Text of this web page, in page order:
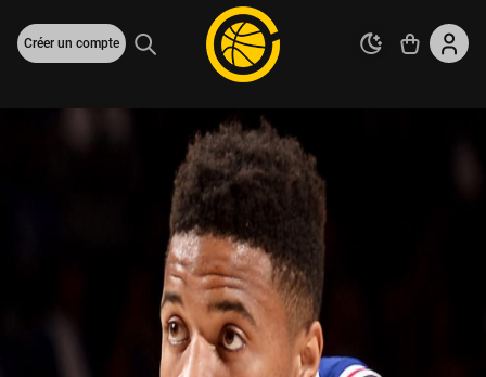
Créer un compte